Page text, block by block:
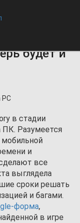
будет и
в стадии
ПК. Разумеется
мобильной
и
все
выглядела
сроки решать
и багами.
форма,
в игре